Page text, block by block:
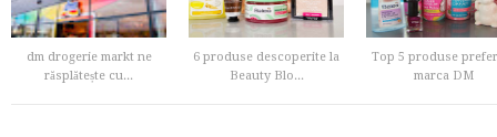
dm drogerie markt ne
răsplătește cu...
6 produse descoperite la
Beauty Blo...
Top 5 produse
marca DM